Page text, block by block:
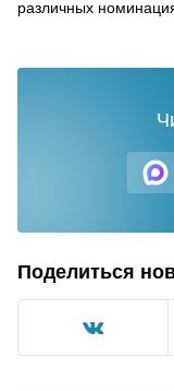
различных
Поделиться